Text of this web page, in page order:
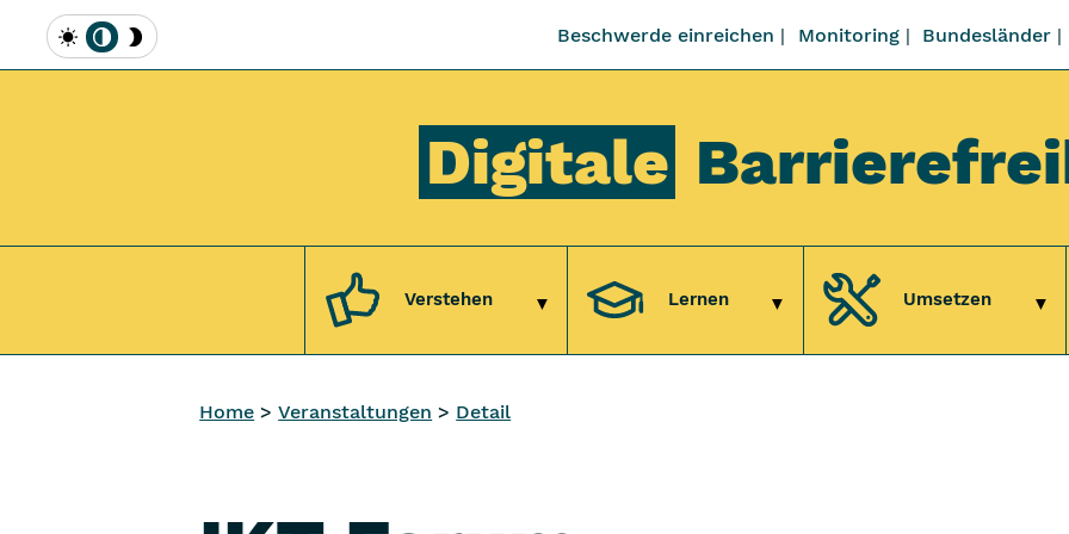
Inhalt [1]
Hauptmenü [2]
Topmenü [3]
Suche [4]
HellAutomatisch
Dunkel
Beschwerde einreichen Monitoring Bundesländer
Digitale
Verstehen Untermenü Verstehen
Lernen Untermenü LernenUmsetzen
Home Veranstaltungen Detail